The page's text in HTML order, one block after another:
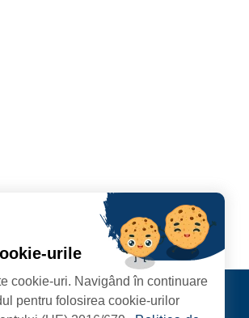
Kontakt
urile
cookie-uri. Navigând în continuare
pentru folosirea cookie-urilor